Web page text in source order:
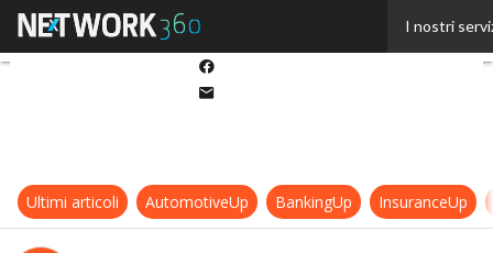
I nostri
Ultimi articoli AutomotiveUp BankingUp InsuranceUp